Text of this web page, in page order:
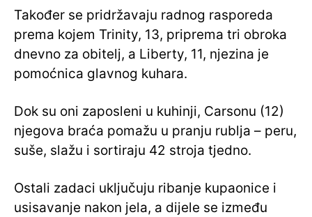
Također se pridržavaju radnog rasporeda
prema kojem Trinity, 13, priprema tri obroka
dnevno za obitelj, a Liberty, 11, njezina je
pomoćnica glavnog kuhara.
Dok su oni zaposleni u kuhinji, Carsonu (12)
njegova braća pomažu u pranju rublja – peru,
suše, slažu i sortiraju 42 stroja tjedno.
Ostali zadaci uključuju ribanje kupaonice i
usisavanje nakon jela, a dijele se između